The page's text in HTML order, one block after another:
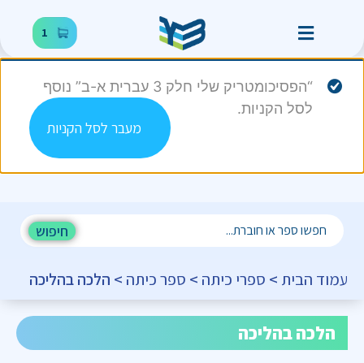
1
“הפסיכומטריק שלי חלק 3 עברית א-ב” נוסף
לסל הקניות.
מעבר לסל הקניות
חיפוש
עמוד הבית > ספרי כיתה > ספר כיתה > הלכה בהליכה
הלכה בהליכה